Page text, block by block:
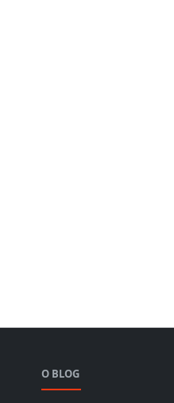
O BLOG